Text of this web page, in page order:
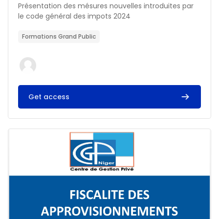
Résumé du cours :
Présentation des mésures nouvelles introduites par
le code général des impots 2024
Formations Grand Public
Get access
Image du cours FISCALITE DES APPROVISIONNEMENTS